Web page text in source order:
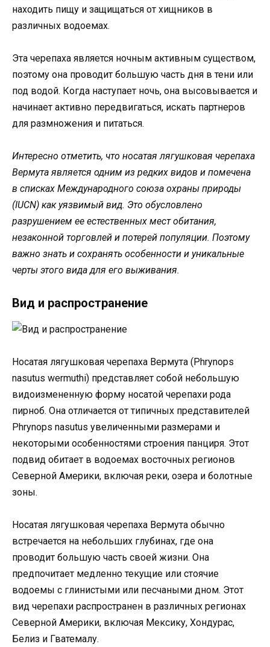
находить пищу и защищаться от хищников в
различных водоемах.
Эта черепаха является ночным активным существом,
поэтому она проводит большую часть дня в тени или
под водой. Когда наступает ночь, она высовывается и
начинает активно передвигаться, искать партнеров
для размножения и питаться.
Интересно отметить, что носатая лягушковая черепаха
Вермута является одним из редких видов и помечена
в списках Международного союза охраны природы
(IUCN) как уязвимый вид. Это обусловлено
разрушением ее естественных мест обитания,
незаконной торговлей и потерей популяции. Поэтому
важно знать и сохранять особенности и уникальные
черты этого вида для его выживания.
Вид и распространение
Носатая лягушковая черепаха Вермута (Phrynops
nasutus wermuthi) представляет собой небольшую
видоизмененную форму носатой черепахи рода
пирноб. Она отличается от типичных представителей
Phrynops nasutus увеличенными размерами и
некоторыми особенностями строения панциря. Этот
подвид обитает в водоемах восточных регионов
Северной Америки, включая реки, озера и болотные
зоны.
Носатая лягушковая черепаха Вермута обычно
встречается на небольших глубинах, где она
проводит большую часть своей жизни. Она
предпочитает медленно текущие или стоячие
водоемы с глинистыми или песчаными дном. Этот
вид черепахи распространен в различных регионах
Северной Америки, включая Мексику, Хондурас,
Белиз и Гватемалу.